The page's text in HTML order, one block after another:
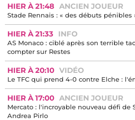
HIER À 21:48 ANCIEN JOUEUR
Stade Rennais : « des débuts pénibles
HIER À 21:33 INFO
AS Monaco : ciblé après son terrible
compter sur Restes
HIER À 20:10 VIDÉO
Le TFC qui prend 4-0 contre Elche :
HIER À 17:00 ANCIEN JOUEUR
Mercato : l'incroyable nouveau défi de
Andrea Pirlo